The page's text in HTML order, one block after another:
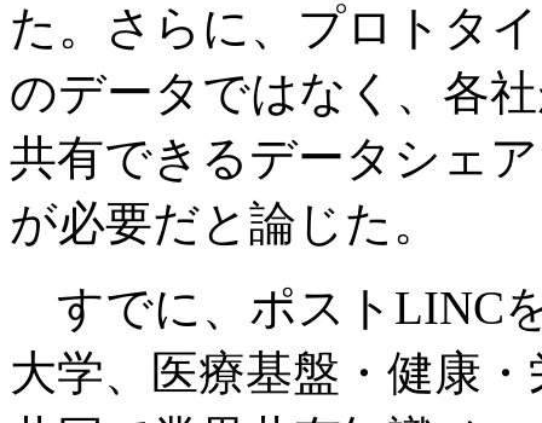
た。さらに、プロトタ
のデータではなく、各
共有できるデータシェ
が必要だと論じた。
すでに、ポストLINC
大学、医療基盤・健康